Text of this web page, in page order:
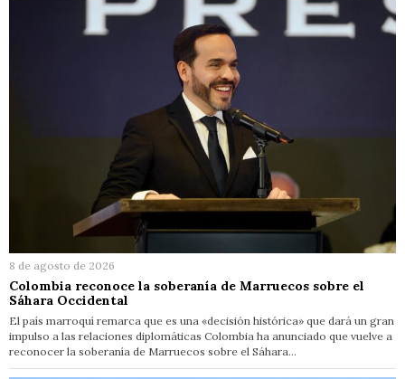
8 de agosto de 2026
Colombia reconoce la soberanía de Marruecos sobre el
Sáhara Occidental
El país marroquí remarca que es una «decisión histórica» que dará un gran
impulso a las relaciones diplomáticas Colombia ha anunciado que vuelve a
reconocer la soberanía de Marruecos sobre el Sáhara…